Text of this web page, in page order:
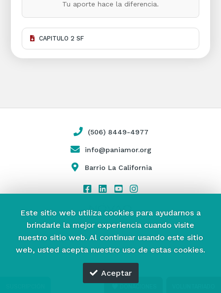
Tu aporte hace la diferencia.
CAPITULO 2 SF
(506) 8449-4977
info@paniamor.org
Barrio La California
DONACIONES
Este sitio web utiliza cookies para ayudarnos a
brindarle la mejor experiencia cuando visite
nuestro sitio web. Al continuar usando este sitio
web, usted acepta nuestro uso de estas cookies.
Aceptar